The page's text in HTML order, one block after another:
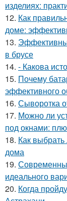
изделиях:
12. Как
доме:
13.
в брусе
14. - Какова
15. Почему
эффективного
16. Сыворотка
17. Можно ли
под окнами:
18. Как
дома
19.
идеального
20. Когда